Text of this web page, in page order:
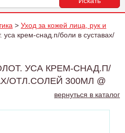
> Уход за кожей лица, рук и
уса крем-снад.п/боли в суставах/
УСА КРЕМ-СНАД.П/
ОТЛ.СОЛЕЙ 300МЛ @
вернуться в каталог